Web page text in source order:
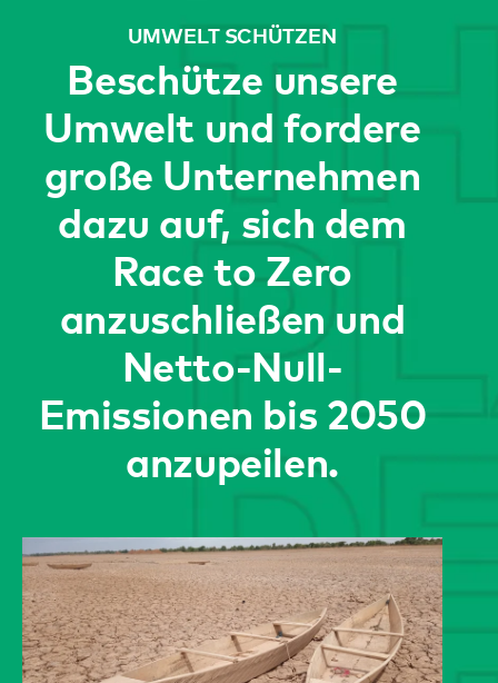
UMWELT SCHÜTZEN
Beschütze unsere
Umwelt und fordere
große Unternehmen
dazu auf, sich dem
Race to Zero
anzuschließen und
Netto-Null-
Emissionen bis 2050
anzupeilen.